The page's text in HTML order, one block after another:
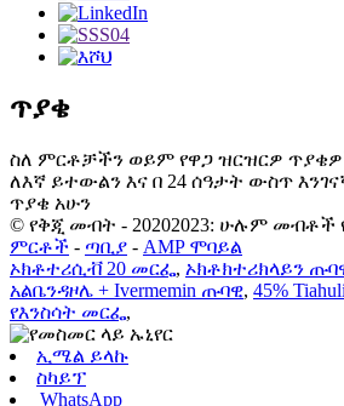
ጥያቄ
ስለ ምርቶቻችን ወይም የዋጋ ዝርዝርዎ
ለእኛ ይተውልን እና በ 24 ሰዓታት ውስጥ
ጥያቄ አሁን
© የቅጂ መብት - 20202023: ሁሉም መብቶች
ምርቶች - ጣቢያ - AMP ሞባይል
ኦክቶተሪሲቭ 20 መርፌ, ኦክቶክተሪክላይን
አልቤንዳዞሌ + Ivermemin ጡባዊ, 45%
የእንስሳት መርፌ,
ኢሜል ይላኩ
ስካይፕ
WhatsApp